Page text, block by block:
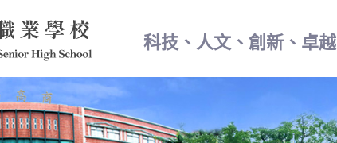
科技、人文、創新、卓越